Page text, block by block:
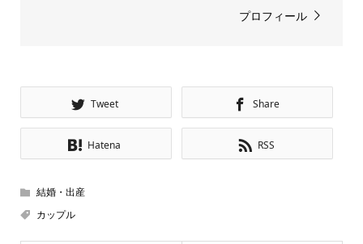
プロフィール
Tweet Share
Hatena RSS
結婚・出産
カップル